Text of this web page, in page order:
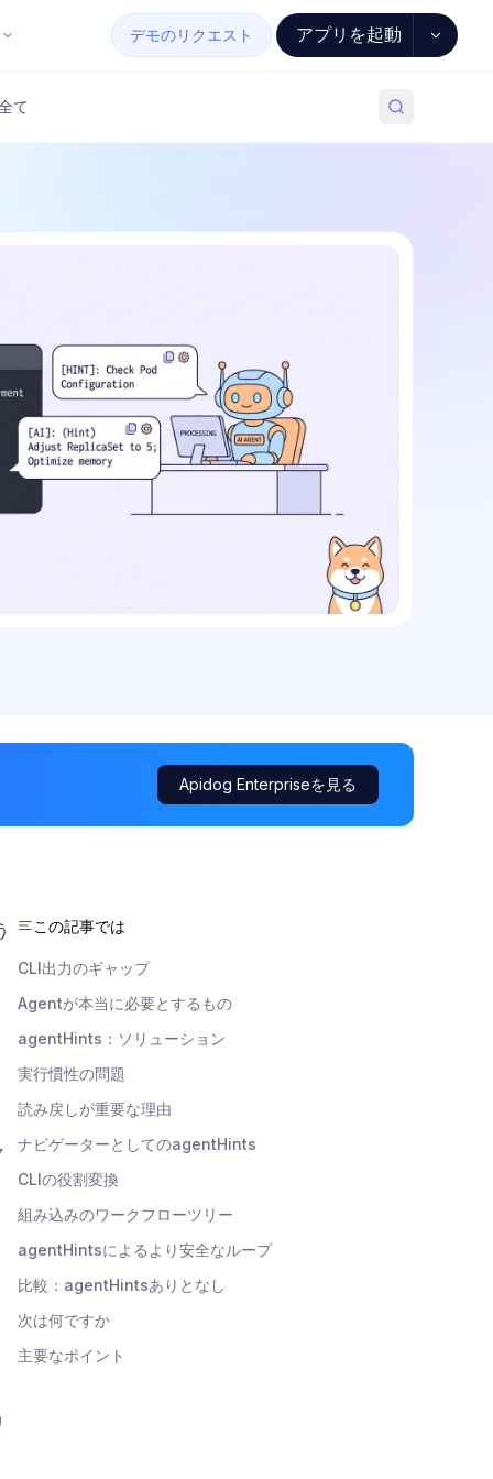
デモのリクエスト アプリを起動
て
Apidog Enterpriseを見る
この記事では
CLI出力のギャップ
Agentが本当に必要とするもの
agentHints：ソリューション
実行慣性の問題
読み戻しが重要な理由
ナビゲーターとしてのagentHints
CLIの役割変換
組み込みのワークフローツリー
agentHintsによるより安全なループ
比較：agentHintsありとなし
次は何ですか
主要なポイント